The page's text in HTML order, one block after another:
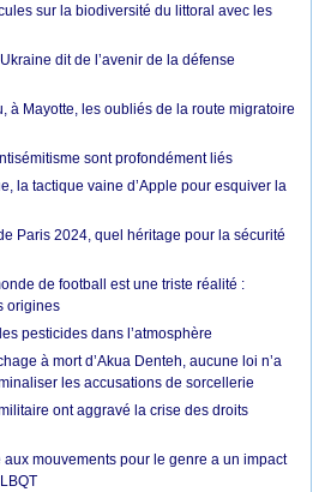
sur la biodiversité du littoral avec les
dit de l’avenir de la défense
à Mayotte, les oubliés de la route migratoire
sont profondément liés
la tactique vaine d’Apple pour esquiver la
Paris 2024, quel héritage pour la sécurité
de football est une triste réalité :
origines
pesticides dans l’atmosphère
à mort d’Akua Denteh, aucune loi n’a
les accusations de sorcellerie
ont aggravé la crise des droits
mouvements pour le genre a un impact